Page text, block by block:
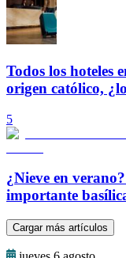
Todos los hoteles
origen católico,
5
¿Nieve en
importante
Cargar más artículos